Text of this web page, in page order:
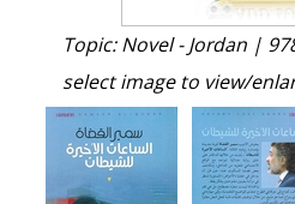
Topic: Novel - Jordan |
select image to view/